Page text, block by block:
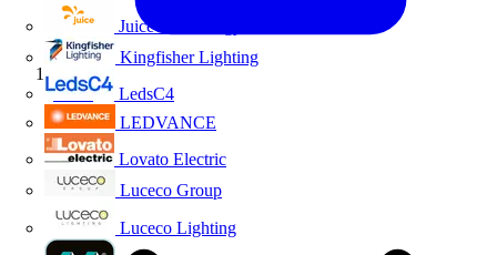
Juice Technology
Kingfisher Lighting
LedsC4
LEDVANCE
Lovato Electric
Luceco Group
Luceco Lighting
Inicio